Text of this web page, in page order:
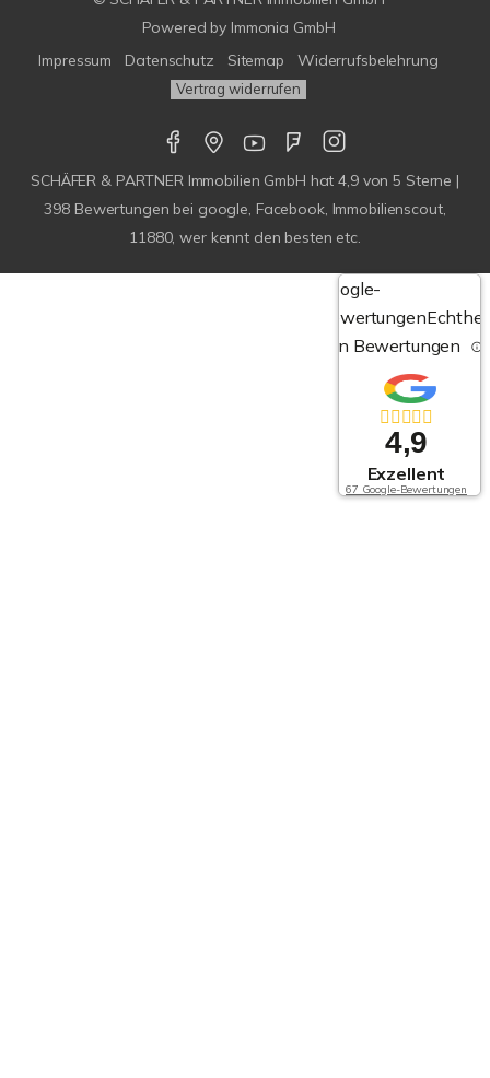
Powered by Immonia GmbH
Impressum
Datenschutz Sitemap Widerrufsbelehrung
Vertrag widerrufen
SCHÄFER & PARTNER Immobilien GmbH hat4,9von5 Sterne |
398 Bewertungen bei google, Facebook, Immobilienscout,
11880, wer kennt den besten etc.
Google-
Bewertungen
von Bewertungen
4,9
Exzellent
67 Google-Bewertungen